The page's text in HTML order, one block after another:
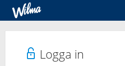
Logga in